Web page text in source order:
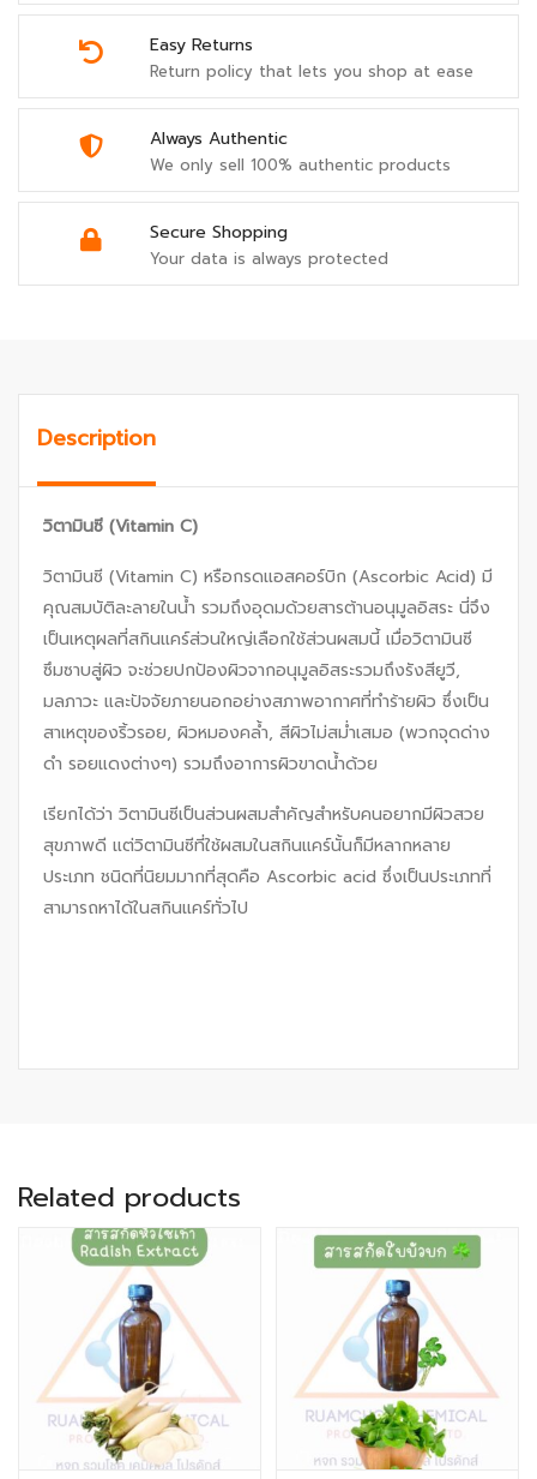
Easy Returns
Return policy that lets you shop at ease
Always Authentic
We only sell 100% authentic products
Secure Shopping
Your data is always protected
Description
วิตามินซี (Vitamin C)
วิตามินซี (Vitamin C) หรือกรดแอสคอร์บิก (Ascorbic Acid) มี
คุณสมบัติละลายในน้ำ รวมถึงอุดมด้วยสารต้านอนุมูลอิสระ นี่จึง
เป็นเหตุผลที่สกินแคร์ส่วนใหญ่เลือกใช้ส่วนผสมนี้ เมื่อวิตามินซี
ซึมซาบสู่ผิว จะช่วยปกป้องผิวจากอนุมูลอิสระรวมถึงรังสียูวี,
มลภาวะ และปัจจัยภายนอกอย่างสภาพอากาศที่ทำร้ายผิว ซึ่งเป็น
สาเหตุของริ้วรอย, ผิวหมองคล้ำ, สีผิวไม่สม่ำเสมอ (พวกจุดด่าง
ดำ รอยแดงต่างๆ) รวมถึงอาการผิวขาดน้ำด้วย
เรียกได้ว่า วิตามินซีเป็นส่วนผสมสำคัญสำหรับคนอยากมีผิวสวย
สุขภาพดี แต่วิตามินซีที่ใช้ผสมในสกินแคร์นั้นก็มีหลากหลาย
ประเภท ชนิดที่นิยมมากที่สุดคือ Ascorbic acid ซึ่งเป็นประเภทที่
สามารถหาได้ในสกินแคร์ทั่วไป
Related products